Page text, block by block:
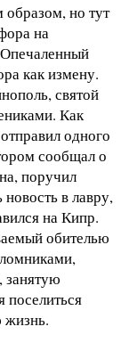
но тут
на
как измену.
святой
Как
одного
сообщал о
поручил
в лавру,
на Кипр.
обителью
поселиться
жизнь.